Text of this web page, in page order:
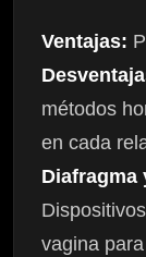
Ventajas:
métodos
en cada
Diafragma
vagina